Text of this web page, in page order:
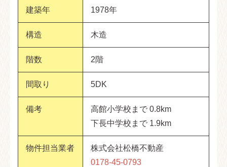
建築年 1978年
構造 木造
階数 2階
間取り 5DK
備考
高館小学校まで 0.8km
下長中学校まで 1.9km
物件担当業者
株式会社松橋不動産
0178-45-0793